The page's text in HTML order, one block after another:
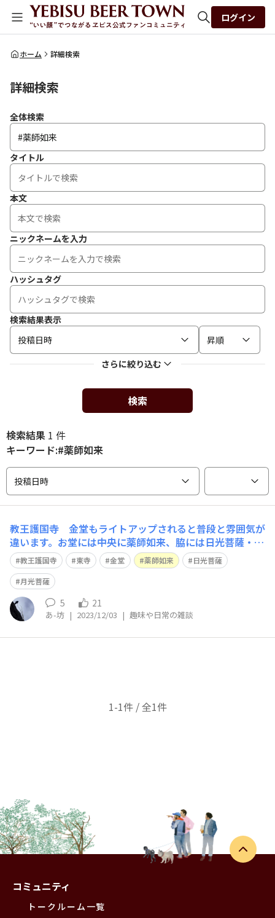
全体検索
ログイン
ホーム 詳細検索
詳細検索
全体検索
タイトル
本文
ニックネームを入力
ハッシュタグ
検索結果表示
投稿日時
昇順
さらに絞り込む
検索
検索結果 1 件
キーワード:#薬師如来
投稿日時
教王護国寺 金堂もライトアップされると普段と雰囲気が
違います。お堂には中央に薬師如来、脇には日光菩薩・月
光菩薩が奉られています。
教王護国寺 東寺 金堂 薬師如来
日光菩薩
月光菩薩
5 21
あ-坊 | 2023/12/03 | 趣味や日常の雑談
1-1件 / 全1件
コミュニティ
トークルーム一覧